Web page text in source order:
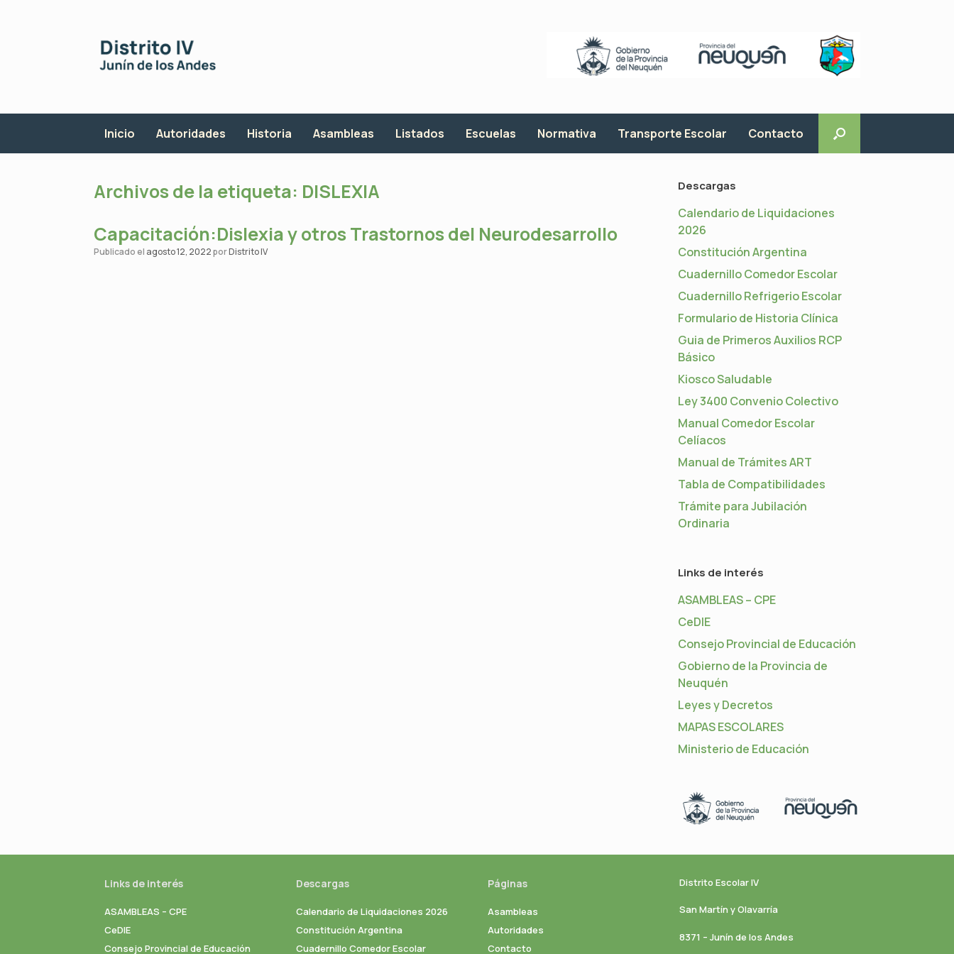
Inicio Autoridades Historia Asambleas Listados Escuelas Normativa Transporte Escolar Contacto
Archivos de la etiqueta: DISLEXIA
Capacitación:Dislexia y otros Trastornos del Neurodesarrollo
Publicado el agosto 12, 2022porDistrito IV
Descargas
Calendario de Liquidaciones
2026
Constitución Argentina
Cuadernillo Comedor Escolar
Cuadernillo Refrigerio Escolar
Formulario de Historia Clínica
Guia de Primeros Auxilios RCP
Básico
Kiosco Saludable
Ley 3400 Convenio Colectivo
Manual Comedor Escolar
Celíacos
Manual de Trámites ART
Tabla de Compatibilidades
Trámite para Jubilación
Ordinaria
Links de interés
ASAMBLEAS – CPE
CeDIE
Consejo Provincial de Educación
Gobierno de la Provincia de
Neuquén
Leyes y Decretos
MAPAS ESCOLARES
Ministerio de Educación
Links de interés
ASAMBLEAS – CPE
CeDIE
Consejo Provincial de Educación
Descargas
Calendario de Liquidaciones 2026
Constitución Argentina
Cuadernillo Comedor Escolar
Páginas
Asambleas
Autoridades
Contacto
Distrito Escolar IV
San Martín y Olavarría
8371 – Junín de los Andes